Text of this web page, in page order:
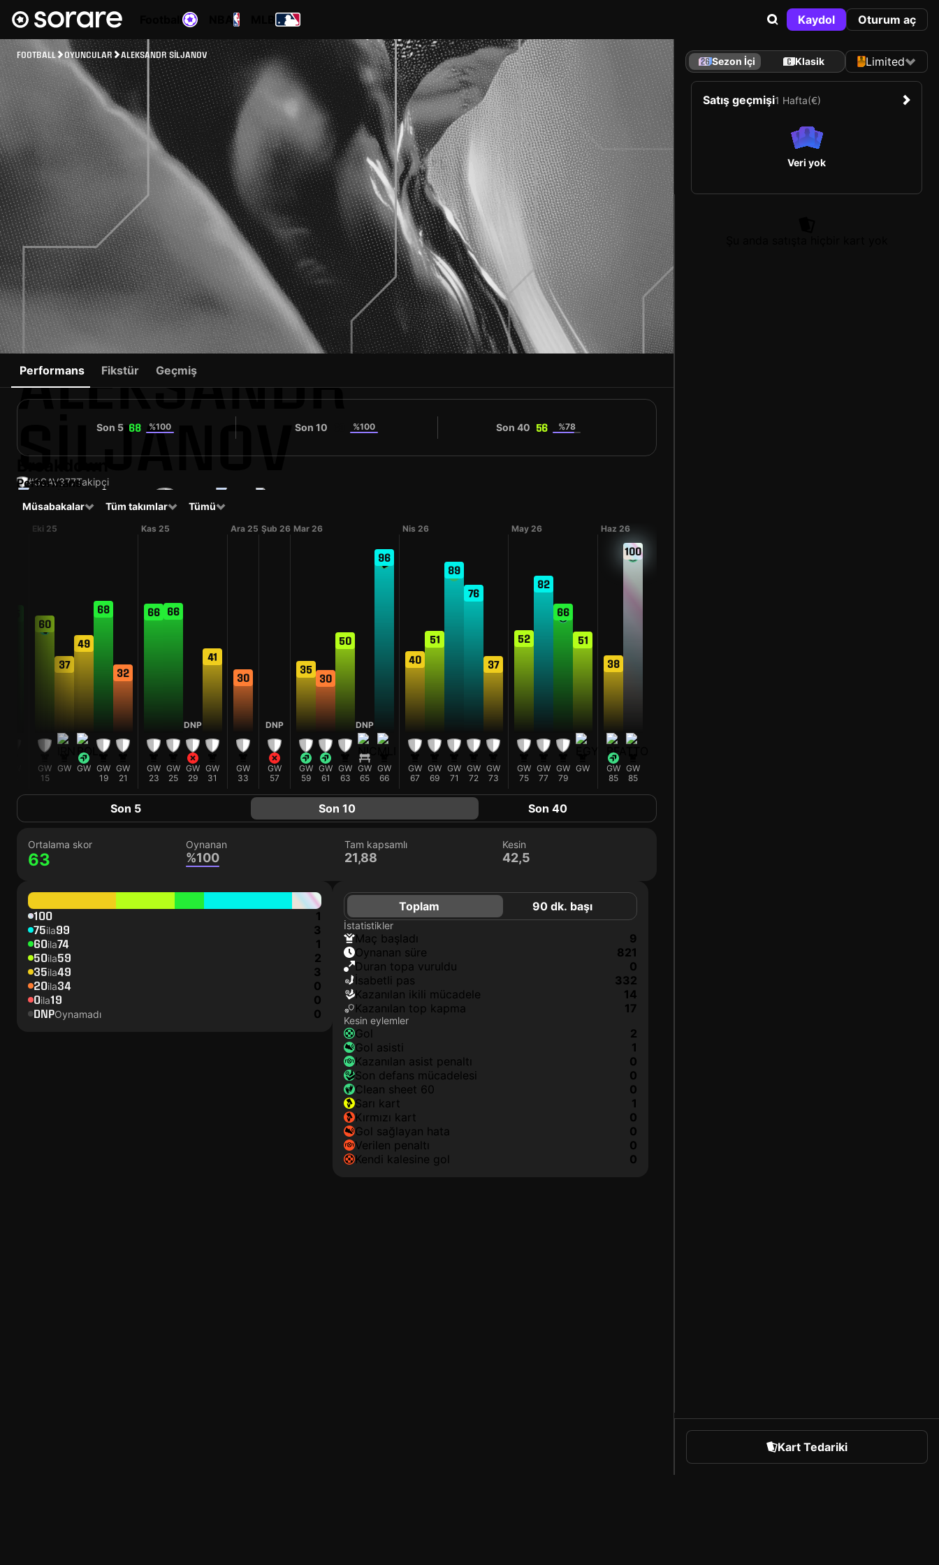
Kaydol Oturum aç
FOOTBALL OYUNCULAR ALEKSANDR SILJANOV
ALEKSANDR
SILJANOV
#3SAV377Takipçi
RUS25 yaşındaDefansLokomotiv MoskowRussia
Performans Fikstür Geçmiş
Son 5 68 %100 Son 10 %100 Son 40 56 %78
Performans
Müsabakalar Tüm takımlar Tümü
Eki 25
60
GW
15
37
GW
49
GW
68
GW
19
32
GW
21
Kas 25
66
GW
23
66
GW
25
DNP
GW
29
41
GW
31
Ara 25
30
GW
33
Şub 26
DNP
GW
57
Mar 26
35
GW
59
30
GW
61
50
GW
63
DNP
GW
65
96
GW
66
Nis 26
40
GW
67
51
GW
69
89
GW
71
76
GW
72
37
GW
73
May 26
52
GW
75
82
GW
77
66
GW
79
51
GW
Haz 26
38
GW
85
100
GW
85
Son 5 Son 10 Son 40
Ortalama skor
63
Oynanan
%100
Tam kapsamlı
21,88
Kesin
42,5
100 1
75ila99 3
60ila74 1
50ila59 2
35ila49 3
20ila34 0
0ila19 0
DNPOynamadı 0
Toplam 90 dk. başı
İstatistikler
maç başladı
9
oynanan süre
821
duran topa vuruldu
0
isabetli pas
332
kazanılan ikili mücadele
14
kazanılan top kapma
17
Kesin eylemler
gol
2
gol asisti
1
kazanılan asist penaltı
0
son defans mücadelesi
0
clean sheet 60
0
sarı kart
1
kırmızı kart
0
gol sağlayan hata
0
verilen penaltı
0
kendi kalesine gol
0
Sezon İçi Klasik Limited
Satış geçmişi1 Hafta(€)
Veri yok
Kart Tedariki